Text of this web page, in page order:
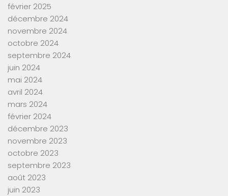
février 2025
décembre 2024
novembre 2024
octobre 2024
septembre 2024
juin 2024
mai 2024
avril 2024
mars 2024
février 2024
décembre 2023
novembre 2023
octobre 2023
septembre 2023
août 2023
juin 2023